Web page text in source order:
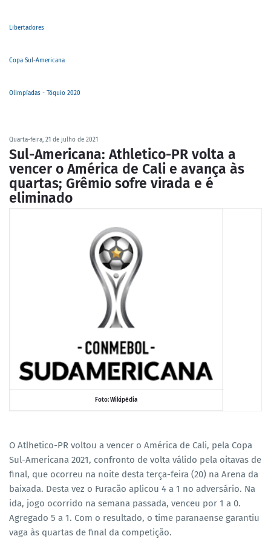
Libertadores
Copa Sul-Americana
Olimpíadas - Tóquio 2020
Quarta-feira, 21 de julho de 2021
Sul-Americana: Athletico-PR volta a
vencer o América de Cali e avança às
quartas; Grêmio sofre virada e é
eliminado
Foto: Wikipédia
O Atlhetico-PR voltou a vencer o América de Cali, pela Copa
Sul-Americana 2021, confronto de volta válido pela oitavas de
final, que ocorreu na noite desta terça-feira (20) na Arena da
baixada. Desta vez o Furacão aplicou 4 a 1 no adversário. Na
ida, jogo ocorrido na semana passada, venceu por 1 a 0.
Agregado 5 a 1. Com o resultado, o time paranaense garantiu
vaga às quartas de final da competição.